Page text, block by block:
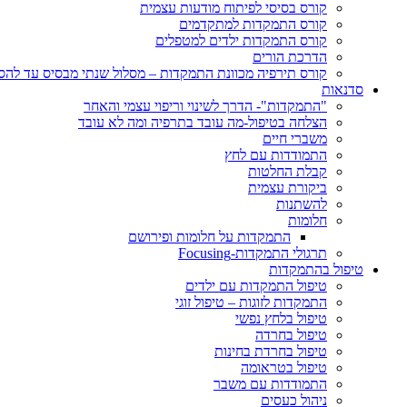
קורס בסיסי לפיתוח מודעות עצמית
קורס התמקדות למתקדמים
קורס התמקדות ילדים למטפלים
הדרכת הורים
קורס תירפיה מכוונת התמקדות – מסלול שנתי מבסיס עד
סדנאות
"התמקדות"- הדרך לשינוי וריפוי עצמי והאחר
הצלחה בטיפול-מה עובד בתרפיה ומה לא עובד
משברי חיים
התמודדות עם לחץ
קבלת החלטות
ביקורת עצמית
להשתנות
חלומות
התמקדות על חלומות ופירושם
תרגולי התמקדות-Focusing
טיפול בהתמקדות
טיפול התמקדות עם ילדים
התמקדות לזוגות – טיפול זוגי
טיפול בלחץ נפשי
טיפול בחרדה
טיפול בחרדת בחינות
טיפול בטראומה
התמודדות עם משבר
ניהול כעסים